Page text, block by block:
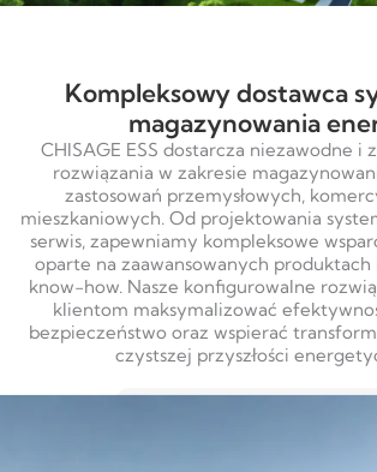
Kompleksowy dostawca
magazynowania
CHISAGE ESS dostarcza niezawodne i
rozwiązania w zakresie
zastosowań przemysłowych,
mieszkaniowych. Od projektowania
serwis, zapewniamy kompleksowe
oparte na zaawansowanych
know-how. Nasze konfigurowalne
klientom maksymalizować
bezpieczeństwo oraz wspierać
czystszej przyszłości